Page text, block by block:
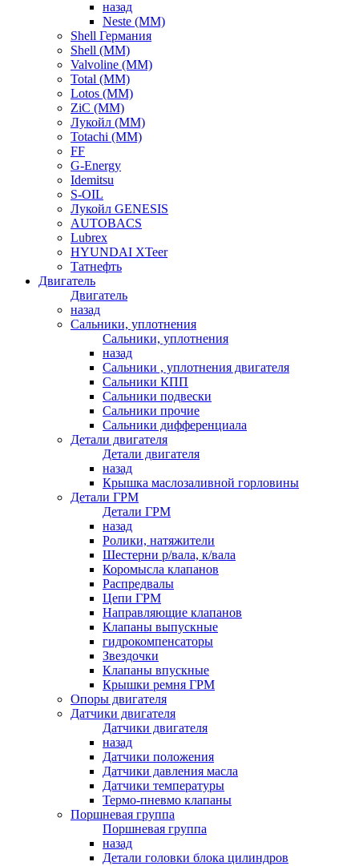
назад
Neste (ММ)
Shell Германия
Shell (ММ)
Valvoline (ММ)
Total (ММ)
Lotos (ММ)
ZiC (ММ)
Лукойл (ММ)
Totachi (MM)
FF
G-Energy
Idemitsu
S-OIL
Лукойл GENESIS
AUTOBACS
Lubrex
HYUNDAI XTeer
Татнефть
Двигатель
Двигатель
назад
Сальники, уплотнения
Сальники, уплотнения
назад
Сальники , уплотнения двигателя
Сальники КПП
Сальники подвески
Сальники прочие
Сальники дифференциала
Детали двигателя
Детали двигателя
назад
Крышка маслозаливной горловины
Детали ГРМ
Детали ГРМ
назад
Ролики, натяжители
Шестерни р/вала, к/вала
Коромысла клапанов
Распредвалы
Цепи ГРМ
Направляющие клапанов
Клапаны выпускные
гидрокомпенсаторы
Звездочки
Клапаны впускные
Крышки ремня ГРМ
Опоры двигателя
Датчики двигателя
Датчики двигателя
назад
Датчики положения
Датчики давления масла
Датчики температуры
Термо-пневмо клапаны
Поршневая группа
Поршневая группа
назад
Детали головки блока цилиндров